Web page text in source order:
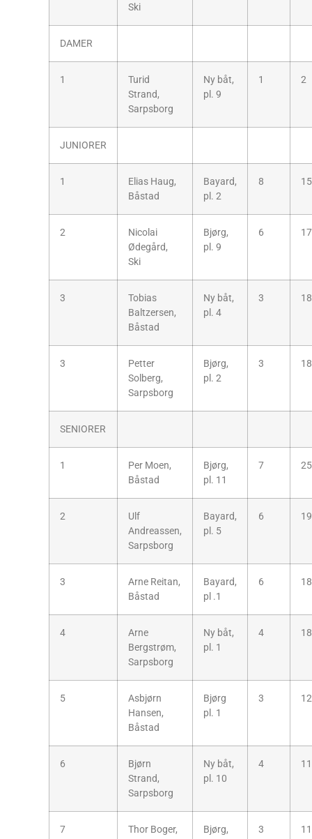
Ski
DAMER
1
Turid
Strand,
Sarpsborg
Ny båt,
pl. 9
1 2
JUNIORER
1
Elias Haug,
Båstad
Bayard,
pl. 2
8 15
2
Nicolai
Ødegård,
Ski
Bjørg,
pl. 9
6 17
3
Tobias
Baltzersen,
Båstad
Ny båt,
pl. 4
3 18
3
Petter
Solberg,
Sarpsborg
Bjørg,
pl. 2
3 18
SENIORER
1
Per Moen,
Båstad
Bjørg,
pl. 11
7 25
2
Ulf
Andreassen,
Sarpsborg
Bayard,
pl. 5
6 19
3
Arne Reitan,
Båstad
Bayard,
pl .1
6 18
4
Arne
Bergstrøm,
Sarpsborg
Ny båt,
pl. 1
4 18
5
Asbjørn
Hansen,
Båstad
Bjørg
pl. 1
3 12
6
Bjørn
Strand,
Sarpsborg
Ny båt,
pl. 10
4 11
7
Thor Boger,
Bjørg,
3 11